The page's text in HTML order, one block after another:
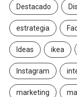
Destacado
estrategia
Ideas ikea
Instagram
marketing